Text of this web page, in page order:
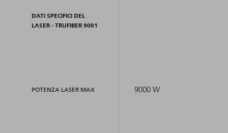
DATI SPECIFICI DEL
LASER - TRUFIBER 9001
POTENZA LASER MAX 9000 W